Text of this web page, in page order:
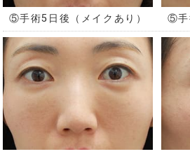
⑤手術5日後（メイクあり） ⑤手